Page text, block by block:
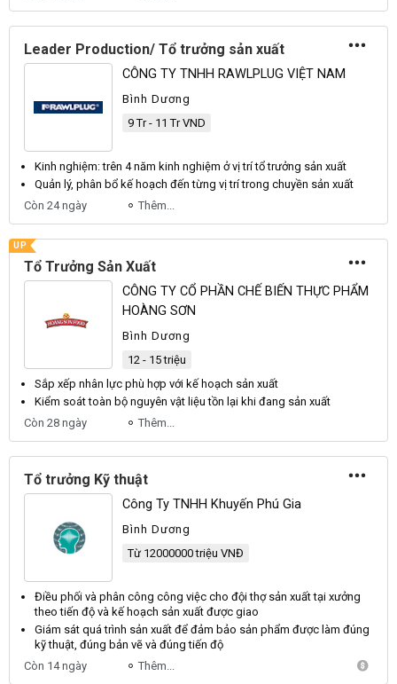
Leader Production/ Tổ trưởng sản xuất
CÔNG TY TNHH RAWLPLUG VIỆT NAM
Bình Dương
9 Tr - 11 Tr VND
Kinh nghiệm: trên 4 năm kinh nghiệm ở vị trítổ trưởng sản xuất
Quản lý, phân bổ kế hoạch đến từng vị trí trong chuyền sản xuất
Còn 24 ngày
Thêm...
UP
Tổ Trưởng Sản Xuất
CÔNG TY CỔ PHẦN CHẾ BIẾN THỰC PHẨM
HOÀNG SƠN
Bình Dương
12 - 15 triệu
Sắp xếp nhân lực phù hợp với kế hoạch sản xuất
Kiểm soát toàn bộ nguyên vật liệu tồn lại khi đang sản xuất
Còn 28 ngày
Thêm...
Tổ trưởng Kỹ thuật
Công Ty TNHH Khuyến Phú Gia
Bình Dương
Từ 12000000 triệu VNĐ
Điều phối và phân công công việc cho đội thợ sản xuấttại xưởng
theo tiến độ và kế hoạch sản xuất được giao
Giám sát quá trình sản xuất để đảm bảo sản phẩm được làm đúng
kỹ thuật, đúng bản vẽ và đúng tiến độ
Còn 14 ngày
Thêm...